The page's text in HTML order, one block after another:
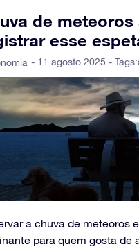
de
esse
- 11 agosto 2025 - Tags:
a chuva de meteoros
para quem gosta de